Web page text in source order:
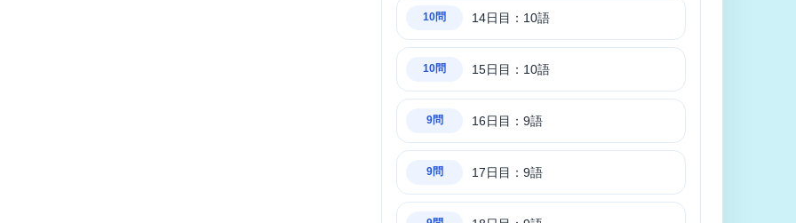
10問 14日目：10語
10問 15日目：10語
9問 16日目：9語
9問 17日目：9語